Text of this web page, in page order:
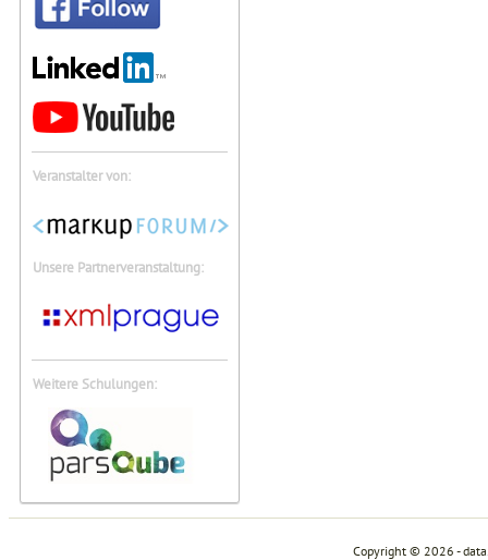
Veranstalter von:
Unsere Partnerveranstaltung:
Weitere Schulungen:
Copyright © 2026 -